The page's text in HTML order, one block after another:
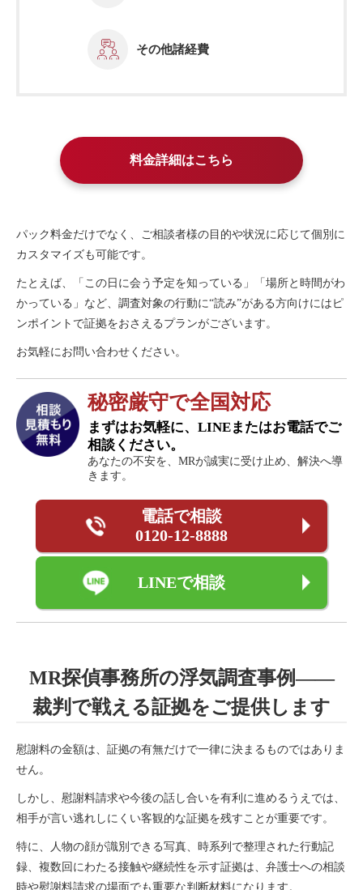
その他諸経費
料金詳細はこちら
パック料金だけでなく、ご相談者様の目的や状況に応じて個別に
カスタマイズも可能です。
たとえば、「この日に会う予定を知っている」「場所と時間がわ
かっている」など、調査対象の行動に“読み”がある方向けにはピ
ンポイントで証拠をおさえるプランがございます。
お気軽にお問い合わせください。
秘密厳守で全国対応
まずはお気軽に、LINEまたはお電話でご
相談ください。
あなたの不安を、MRが誠実に受け止め、解決へ導
きます。
電話で相談
0120-12-8888
LINEで相談
MR探偵事務所の浮気調査事例――
裁判で戦える証拠をご提供します
慰謝料の金額は、証拠の有無だけで一律に決まるものではありま
せん。
しかし、慰謝料請求や今後の話し合いを有利に進めるうえでは、
相手が言い逃れしにくい客観的な証拠を残すことが重要です。
特に、人物の顔が識別できる写真、時系列で整理された行動記
録、複数回にわたる接触や継続性を示す証拠は、弁護士への相談
時や慰謝料請求の場面でも重要な判断材料になります。